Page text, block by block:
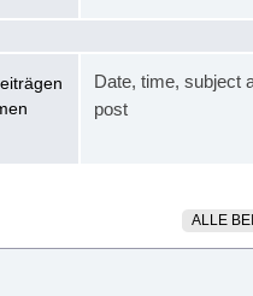
Date, time, subject
post
ALLE